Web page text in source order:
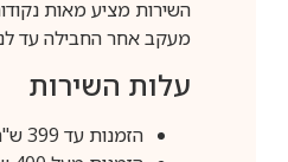
השירות מציע מאות
מעקב אחר החבילה עד
עלות השירות
הזמנות עד 399 ש"ח: 15.00 ש"ח